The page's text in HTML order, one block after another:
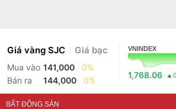
Giá vàng SJC Giá bạc
Mua vào 141,000
0%
Bán ra
144,000 0%
VNINDEX
1,768.06
BẤT ĐỘNG SẢN